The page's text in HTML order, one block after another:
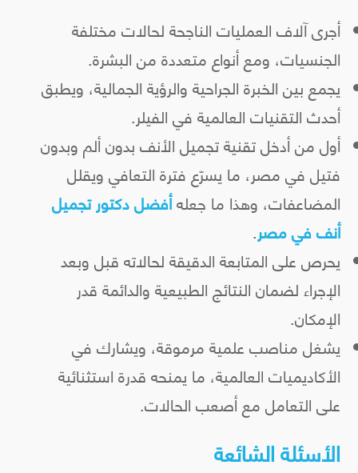
أجرى آلاف العمليات الناجحة لحالات مختلفة
الجنسيات، ومع أنواع متعددة من البشرة.
يجمع بين الخبرة الجراحية والرؤية الجمالية، ويطبق
أحدث التقنيات العالمية في الفيلر.
أول من أدخل تقنية تجميل الأنف بدون ألم وبدون
فتيل في مصر، ما يسرّع فترة التعافي ويقلل
المضاعفات، وهذا ما جعلهأفضل دكتور تجميل
أنف في مصر.
يحرص على المتابعة الدقيقة لحالاته قبل وبعد
الإجراء لضمان النتائج الطبيعية والدائمة قدر
الإمكان.
يشغل مناصب علمية مرموقة، ويشارك في
الأكاديميات العالمية، ما يمنحه قدرة استثنائية
على التعامل مع أصعب الحالات.
الأسئلة الشائعة